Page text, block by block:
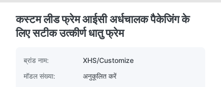
कस्टम लीड फ्रेम आईसी अर्धचालक पैकेजिंग के
लिए सटीक उत्कीर्ण धातु फ्रेम
ब्रांड नाम:
XHS/Customize
मॉडल संख्या:
अनुकूलित करें